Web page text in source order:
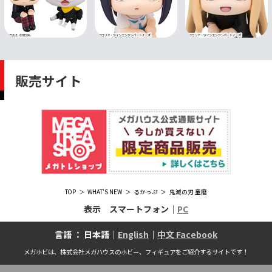
販売サイト
TOP WHAT'S NEW るかっぷ 鬼滅の刃 童磨
表示 スマートフォン｜ PC
言語 ： 日本語｜ English ｜ 中文 Facebook
メガホビは、株式会社メガハウスのホビー、フィギュアをご紹介するサイトです！